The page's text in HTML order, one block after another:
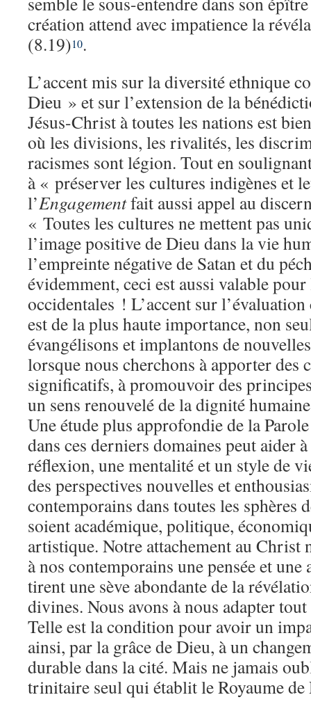
création attend avec impatience la
(8.19)10.
L’accent mis sur la diversité ethnique
Dieu » et sur l’extension de la
Jésus-Christ à toutes les nations est
où les divisions, les rivalités, les
racismes sont légion. Tout en
à « préserver les cultures indigènes et
l’Engagementfait aussi appel au
« Toutes les cultures ne mettent pas
l’image positive de Dieu dans la vie
l’empreinte négative de Satan et du
évidemment, ceci est aussi valable pour
occidentales ! L’accent sur
est de la plus haute importance, non
évangélisons et implantons de
lorsque nous cherchons à apporter des
significatifs, à promouvoir des
un sens renouvelé de la dignité
Une étude plus approfondie de la
dans ces derniers domaines peut aider
réflexion, une mentalité et un style de
des perspectives nouvelles et
contemporains dans toutes les sphères
soient académique, politique,
artistique. Notre attachement au Christ
à nos contemporains une pensée et
tirent une sève abondante de la
divines. Nous avons à nous adapter
Telle est la condition pour avoir un
ainsi, par la grâce de Dieu, à un
durable dans la cité. Mais ne jamais
trinitaire seul qui établit le Royaume